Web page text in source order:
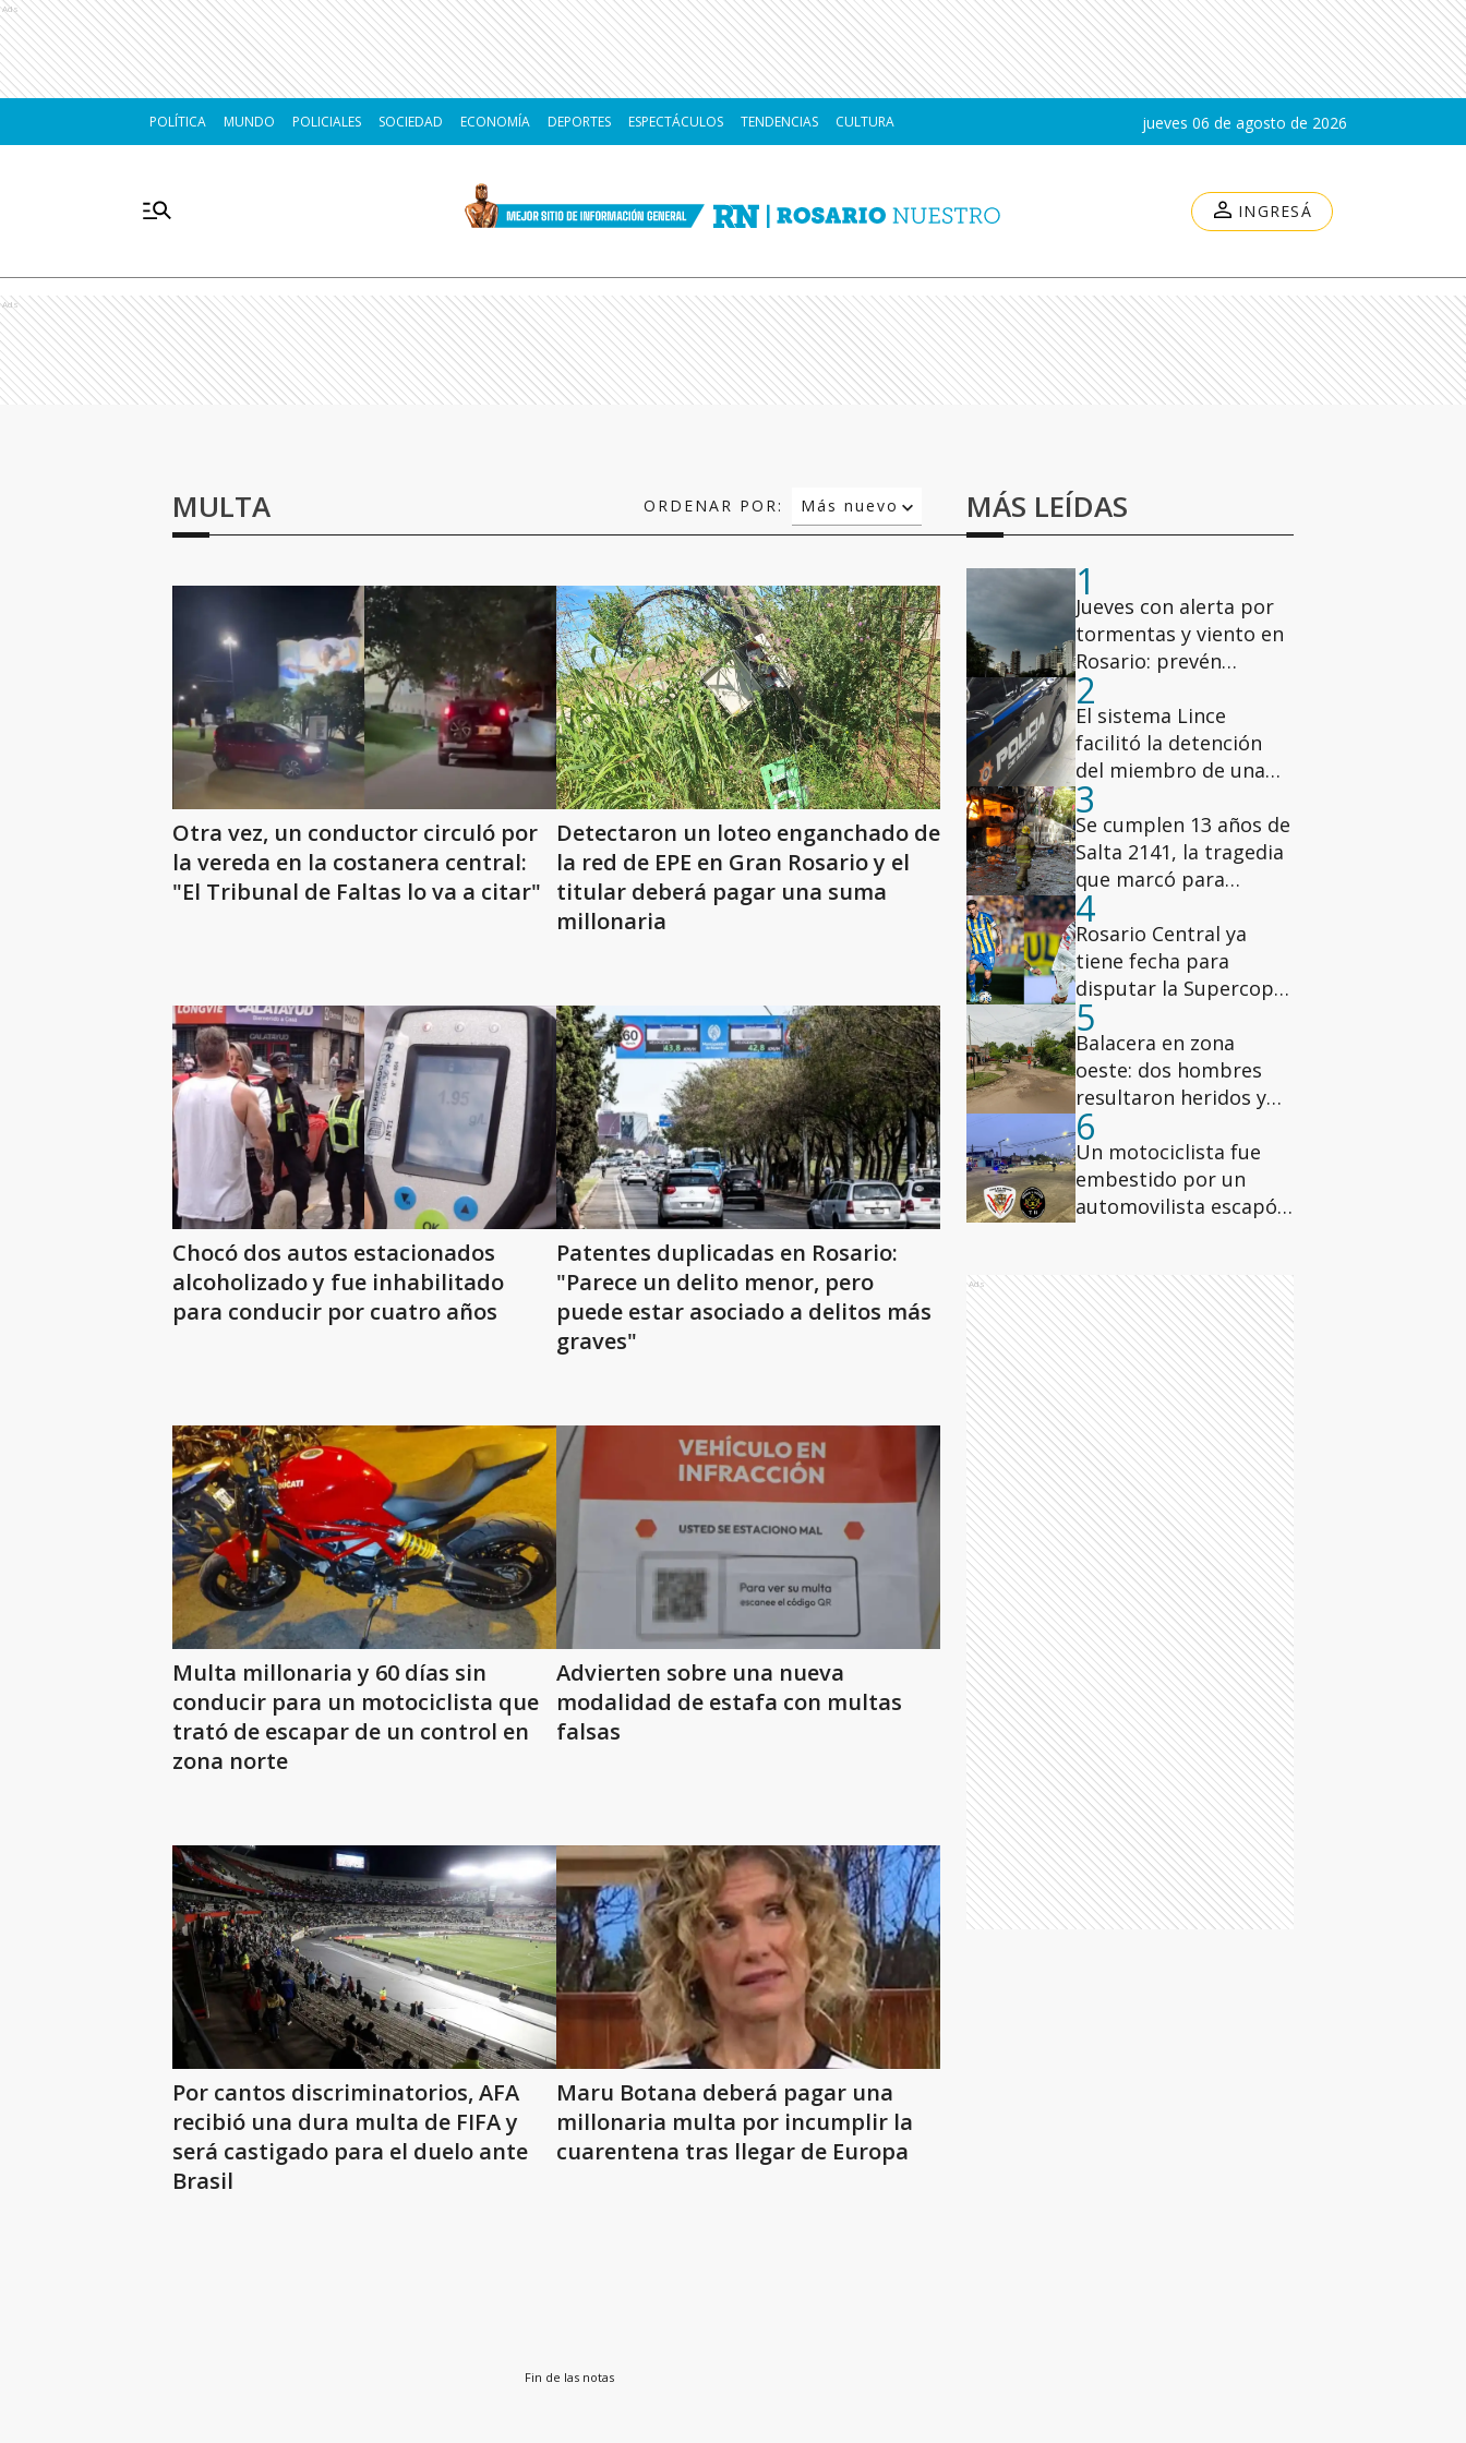
Ads
POLÍTICA MUNDO POLICIALES SOCIEDAD ECONOMÍA DEPORTES ESPECTÁCULOS TENDENCIAS CULTURA jueves 06 de agosto de 2026
INGRESÁ
Ads
MULTA ORDENAR POR:
Más nuevo
Relevancia
Otra vez, un conductor circuló por
la vereda en la costanera central:
"El Tribunal de Faltas lo va a citar"
Detectaron un loteo enganchado de
la red de EPE en Gran Rosario y el
titular deberá pagar una suma
millonaria
Chocó dos autos estacionados
alcoholizado y fue inhabilitado
para conducir por cuatro años
Patentes duplicadas en Rosario:
"Parece un delito menor, pero
puede estar asociado a delitos más
graves"
Multa millonaria y 60 días sin
conducir para un motociclista que
trató de escapar de un control en
zona norte
Advierten sobre una nueva
modalidad de estafa con multas
falsas
Por cantos discriminatorios, AFA
recibió una dura multa de FIFA y
será castigado para el duelo ante
Brasil
Maru Botana deberá pagar una
millonaria multa por incumplir la
cuarentena tras llegar de Europa
Fin de las notas
MÁS LEÍDAS
1
Jueves con alerta por
tormentas y viento en
Rosario: prevén
ráfagas de hasta 78
km/h
2
El sistema Lince
facilitó la detención
del miembro de una
banda narco vinculada
a Lichi Romero
3
Se cumplen 13 años de
Salta 2141, la tragedia
que marcó para
siempre a Rosario
4
Rosario Central ya
tiene fecha para
disputar la Supercopa
Internacional ante
Estudiantes
5
Balacera en zona
oeste: dos hombres
resultaron heridos y
uno fue hospitalizado
6
Un motociclista fue
embestido por un
automovilista escapó
Ads